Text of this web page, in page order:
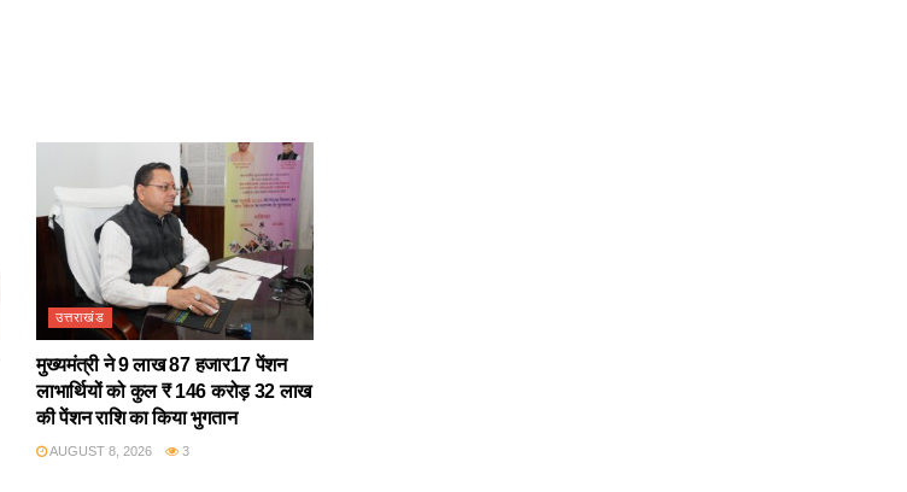
उत्तराखंड
मुख्यमंत्री ने 9 लाख 87 हजार17 पेंशन
लाभार्थियों को कुल ₹ 146 करोड़ 32 लाख
की पेंशन राशि का किया भुगतान
AUGUST 8, 2026 3